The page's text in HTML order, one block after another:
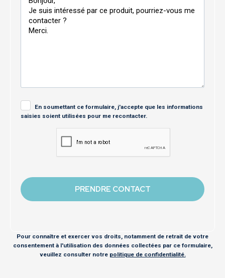
En soumettant ce formulaire, j'accepte que les informations
saisies soient utilisées pour me recontacter.
Pour connaître et exercer vos droits, notamment de retrait de votre
consentement à l'utilisation des données collectées par ce formulaire,
veuillez consulter notre politique de confidentialité.